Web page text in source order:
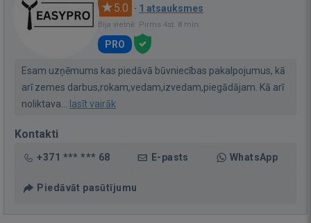
5.0 · 1 atsauksmes
Bija vietnē: Pirms 4st. 8 min.
PRO
Esam uzņēmums kas piedāvā būvniecības pakalpojumus, kā
arī zemes darbus,rokam,vedam,izvedam,piegādājam. Kā arī
noliktava... lasīt vairāk
Kontakti
+371 *** *** 68 E-pasts WhatsApp
Piedāvāt pasūtījumu